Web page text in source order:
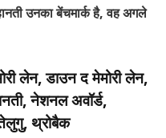
उनका बेंचमार्क है, वह अगले
लेन, डाउन द मेमोरी लेन,
नेशनल अवॉर्ड,
थ्रोबैक